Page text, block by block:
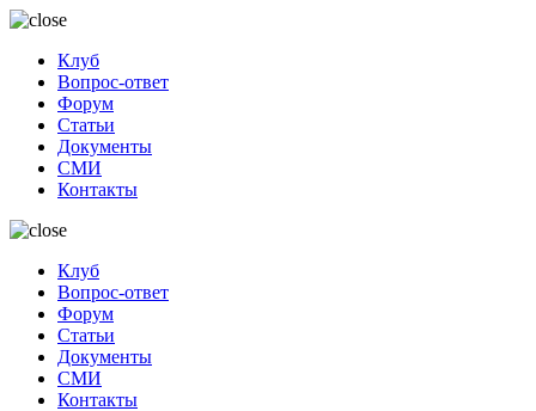
Клуб
Вопрос-ответ
Форум
Статьи
Документы
СМИ
Контакты
Клуб
Вопрос-ответ
Форум
Статьи
Документы
СМИ
Контакты